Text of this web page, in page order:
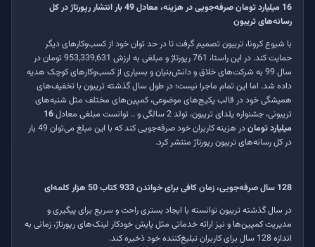
16 میلیارد تومان صرفه‌جویی در هزینه، معادل 49 بار انتشار رپورتاژ در کل
رسانه‌های تریبون
با شیوع کرونا، تریبون تصمیم گرفت تا در حد توان خود از کسب‌وکارهای دیگر
حمایت کند. در این راستا، 761 رپورتاژ و مبلغی به ارزش 953,339,631 تومان در
سال 99 به شرکت‌های خلاق و دانش‌بنیان و بسیاری از کسب‌وکارهای کوچک هدیه
داده شد. اما این تمام ماجرا نیست؛ در طول سال گذشته تریبون با تخفیف‌های
همیشگی خود در قالب پکیج‌های موضوعی، کمپین‌های مختلف مثل شنبه‌های
تریبونی، جشنواره یلدای تریبون، تولد 2 سالگی و .. توانست مبلغی معادل
16
میلیارد تومان
در هزینه کاربران خود صرفه‌جویی کند که با این مبلغ می‌توان 49 بار
در کل رسانه‌های تریبون رپورتاژ منتشر کرد.
128 سال صرفه‌جویی، زمان کافی برای خواندن 933 کتاب 50 هزار کلمه‌ای
در سال گذشته تریبون توانسته با ایجاد بستری راحت و سریع برای پیگیری و
مدیریت کمپین‌ها و نیز ارائه خدماتی مثل پایش خودکار لینک‌های رپورتاژ، زمانی به
اندازه 128 سال برای کاربران تبلیغ‌کننده خود ذخیره کند.